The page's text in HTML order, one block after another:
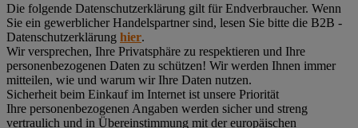
Die folgende Datenschutzerklärung gilt für Endverbraucher. Wenn
Sie ein gewerblicher Handelspartner sind, lesen Sie bitte die B2B -
Datenschutzerklärung hier.
Wir versprechen, Ihre Privatsphäre zu respektieren und Ihre
personenbezogenen Daten zu schützen! Wir werden Ihnen immer
mitteilen, wie und warum wir Ihre Daten nutzen.
Sicherheit beim Einkauf im Internet ist unsere Priorität
Ihre personenbezogenen Angaben werden sicher und streng
vertraulich und in Übereinstimmung mit der europäischen